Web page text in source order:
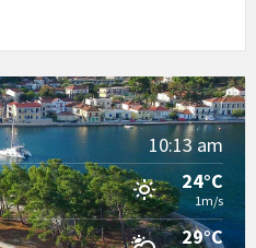
10:13 am
24°C
1m/s
29°C